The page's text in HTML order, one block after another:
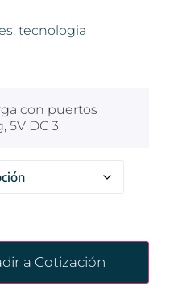
, tecnologia
con puertos
5V DC 3
a Cotización